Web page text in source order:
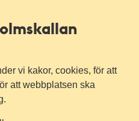
vi kakor, cookies, för att
att webbplatsen ska